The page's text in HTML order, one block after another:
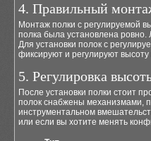
4. Правильный
Монтаж полки с регулируемой
полка была установлена ровно.
Для установки полок с
фиксируют и регулируют
5. Регулировка
После установки полки стоит
полок снабжены механизмами,
инструментальном
или если вы хотите менять